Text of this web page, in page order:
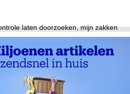
laten doorzoeken, mijn zakken
waar ik inmiddels zit en ‘onze’
de mensen demonstreren,
geval wel aandacht: